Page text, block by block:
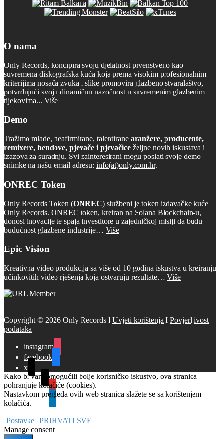
O nama
Only Records, koncipira svoju djelatnost prvenstveno kao
suvremena diskografska kuća koja prema visokim profesionalnim
kriterijima nosača zvuka i slike promovira glazbeno stvaralaštvo,
potvrđujući svoju dinamičnu nazočnost u suvremenim glazbenim
tijekovima... Više
Demo
Tražimo mlade, neafirmirane, talentirane aranžere, producente,
remixere, bendove, pjevače i pjevačice željne novih iskustava i
izazova za suradnju. Svi zainteresirani mogu poslati svoje demo
snimke na našu email adresu: info(at)only.com.hr.
ONREC Token
Only Records Token (ONREC) službeni je token izdavačke kuće
Only Records. ONREC token, kreiran na Solana Blockchain-u,
donosi inovacije te spaja investitore u zajedničkoj misiji da budu
budućnost glazbene industrije… Više
Epic Vision
Kreativna video produkcija sa više od 10 godina iskustva u kreiranju
učinkovitih video rješenja koja ostvaruju rezultate… Više
Copyright © 2026 Only Records I Uvjeti korištenja I Povjerljivost
podataka
instagram
facebook
x
tiktok
youtube
linkedin
Kako bi vam omogućili bolje korisničko iskustvo, ova stranica
pohranjuje kolačiće (cookies).
Nastavkom pregleda ovih web stranica slažete se sa korištenjem
kolačića.
Postavke PRIHVATI SVE
Manage consent